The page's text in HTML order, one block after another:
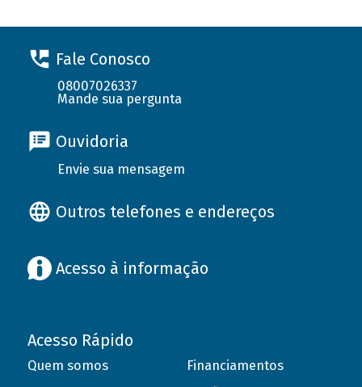
Fale Conosco
08007026337
Mande sua pergunta
Ouvidoria
Envie sua mensagem
Outros telefones e endereços
Acesso à informação
Acesso Rápido
Quem somos
Financiamentos